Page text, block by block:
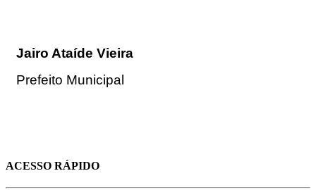
Jairo Ataíde Vieira
Prefeito Municipal
ACESSO RÁPIDO